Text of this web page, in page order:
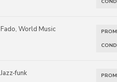
Fado, World Music
Jazz-funk